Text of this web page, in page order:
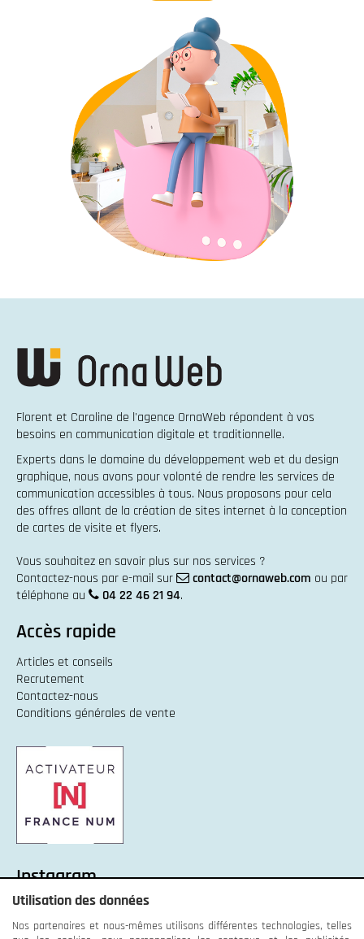
Florent et Caroline de l'agence OrnaWeb répondent à vos
besoins en communication digitale et traditionnelle.
Experts dans le domaine du développement web et du design
graphique, nous avons pour volonté de rendre les services de
communication accessibles à tous. Nous proposons pour cela
des offres allant de la création de sites internet à la conception
de cartes de visite et flyers.
Vous souhaitez en savoir plus sur nos services ?
Contactez-nous par e-mail sur
contact@ornaweb.com ou par
téléphone au
04 22 46 21 94.
Accès rapide
Articles et conseils
Recrutement
Contactez-nous
Conditions générales de vente
Instagram
Utilisation des données
Nos partenaires et nous-mêmes utilisons différentes technologies, telles